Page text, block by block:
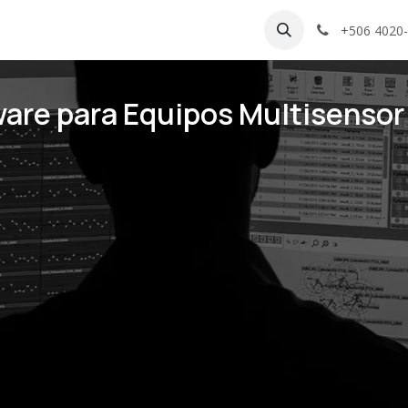
Mi SCM Cartas de
+506
para Equipos Multisensor